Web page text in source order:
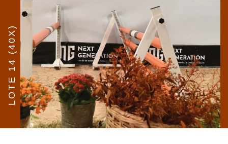
LOTE 14 (40X)